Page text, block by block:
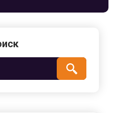
в сфере
в этой